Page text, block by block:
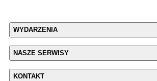
WYDARZENIA
NASZE SERWISY
KONTAKT